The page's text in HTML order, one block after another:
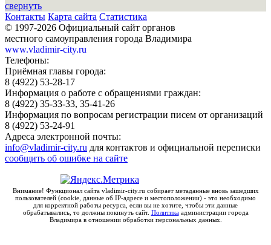
свернуть
Контакты Карта сайта Статистика
© 1997-2026 Официальный сайт органов
местного самоуправления города Владимира
www.vladimir-city.ru
Телефоны:
Приёмная главы города:
8 (4922) 53-28-17
Информация о работе с обращениями граждан:
8 (4922) 35-33-33, 35-41-26
Информация по вопросам регистрации писем от организаций
8 (4922) 53-24-91
Адреса электронной почты:
info@vladimir-city.ru для контактов и официальной переписки
сообщить об ошибке на сайте
Внимание! Функционал сайта vladimir-city.ru собирает метаданные вновь зашедших
пользователей (cookie, данные об IP-адресе и местоположении) - это необходимо
для корректной работы ресурса, если вы не хотите, чтобы эти данные
обрабатывались, то должны покинуть сайт. Политикаадминистрации города
Владимира в отношении обработки персональных данных.